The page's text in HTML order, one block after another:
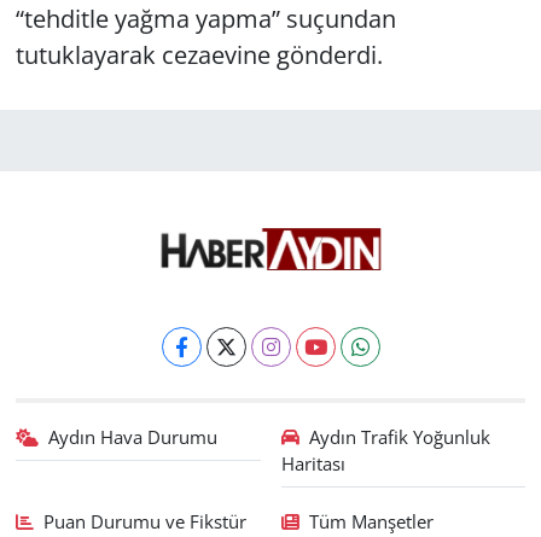
“tehditle yağma yapma” suçundan
tutuklayarak cezaevine gönderdi.
Aydın Hava Durumu
Aydın Trafik Yoğunluk
Haritası
Puan Durumu ve Fikstür Tüm Manşetler